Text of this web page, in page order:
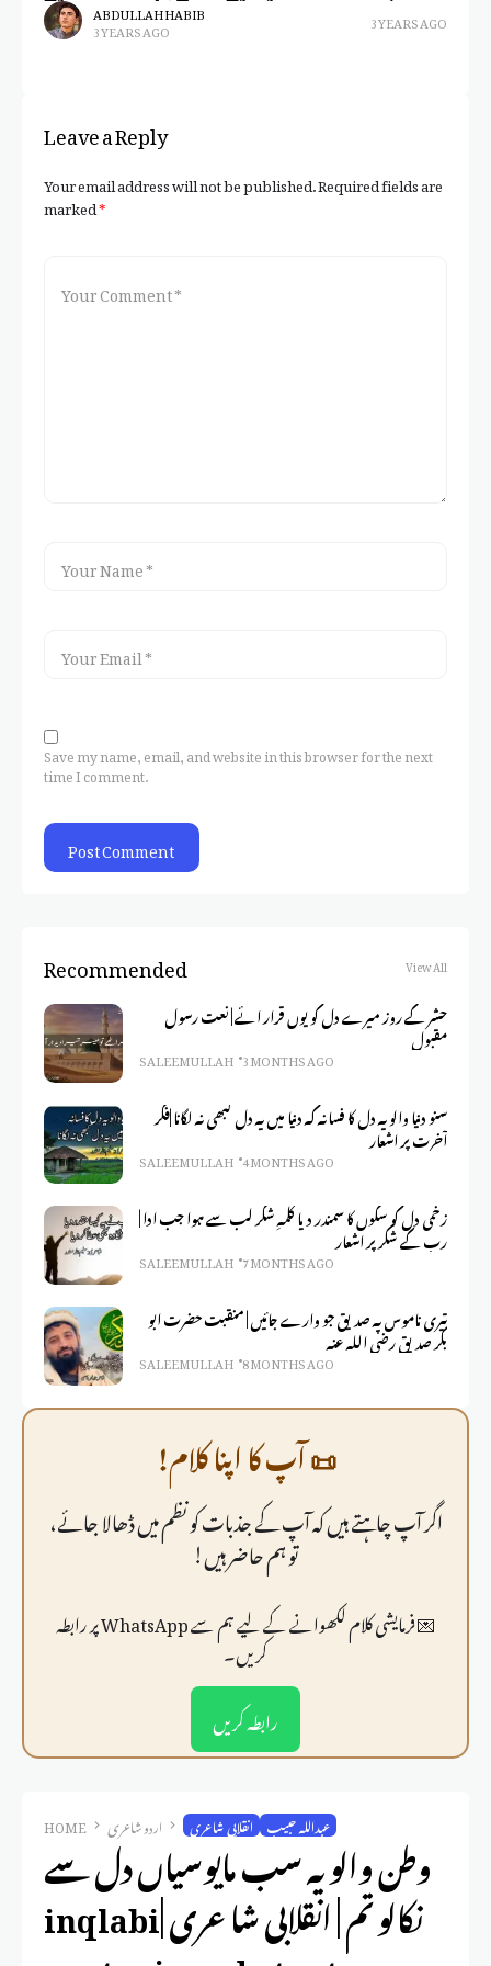
ABDULLAH HABIB
3 YEARS AGO 3 YEARS AGO
Leave a Reply
Your email address will not be published.Required fields are
marked*
Save my name, email, and website in this browser for the next
time I comment.
Recommended View All
حشر کے روز میرے دل کو یوں قرار ائے | نعت رسول
مقبول
SALEEM ULLAH 3 MONTHS AGO
سنو دنیا والو یہ دل کا فسانہ کہ دنیا میں یہ دل کبھی نہ لگانا |فکر
آخرت پر اشعار
SALEEM ULLAH 4 MONTHS AGO
زخمی دل کو سکوں کا سمندر دیا کلمہِ شکر لب سے ہوا جب ادا |
رب کے شکر پر اشعار
SALEEM ULLAH 7 MONTHS AGO
تیری ناموس پہ صدیق جو وارے جائیں | منقبت حضرت ابو
بکر صدیق رضی اللہ عنہ
SALEEM ULLAH 8 MONTHS AGO
📜 آپ کا اپنا کلام!
اگر آپ چاہتے ہیں کہ آپ کے جذبات کو نظم میں ڈھالا جائے،
تو ہم حاضر ہیں!
💌 فرمايشی کلام لکھوانے کے لیے ہم سے WhatsApp پر رابطہ
کریں۔
رابطہ کریں
HOME اردو شاعری انقلابی شاعری عبداللہ حبیب
وطن والو یہ سب مایوسیاں دل سے
نکالو تم | انقلابی شاعری |inqlabi